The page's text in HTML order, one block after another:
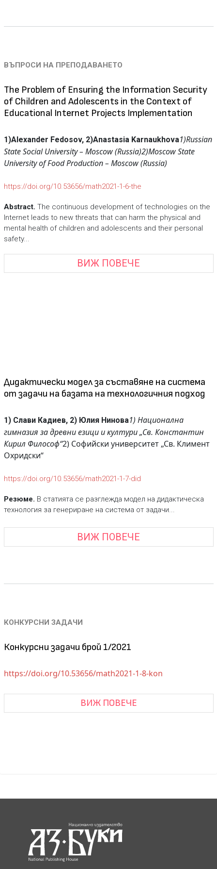
ВЪПРОСИ НА ПРЕПОДАВАНЕТО
The Problem of Ensuring the Information Security
of Children and Adolescents in the Context of
Educational Internet Projects Implementation
1)Alexander Fedosov, 2)Anastasia Karnaukhova1)Russian
State Social University – Moscow (Russia)2)Moscow State
University of Food Production – Moscow (Russia)
https://doi.org/10.53656/math2021-1-6-the
Abstract. The continuous development of technologies on the
Internet leads to new threats that can harm the physical and
mental health of children and adolescents and their personal
safety...
ВИЖ ПОВЕЧЕ
Дидактически модел за съставяне на система
от задачи на базата на технологичния подход
1) Слави Кадиев, 2) Юлия Нинова1) Национална
гимназия за древни езици и култури„Св. Константин
Кирил Философ“2) Софийски университет „Св. Климент
Охридски“
https://doi.org/10.53656/math2021-1-7-did
Резюме. В статията се разглежда модел на дидактическа
технология за генериране на система от задачи...
ВИЖ ПОВЕЧЕ
КОНКУРСНИ ЗАДАЧИ
Конкурсни задачи брой 1/2021
https://doi.org/10.53656/math2021-1-8-kon
ВИЖ ПОВЕЧЕ